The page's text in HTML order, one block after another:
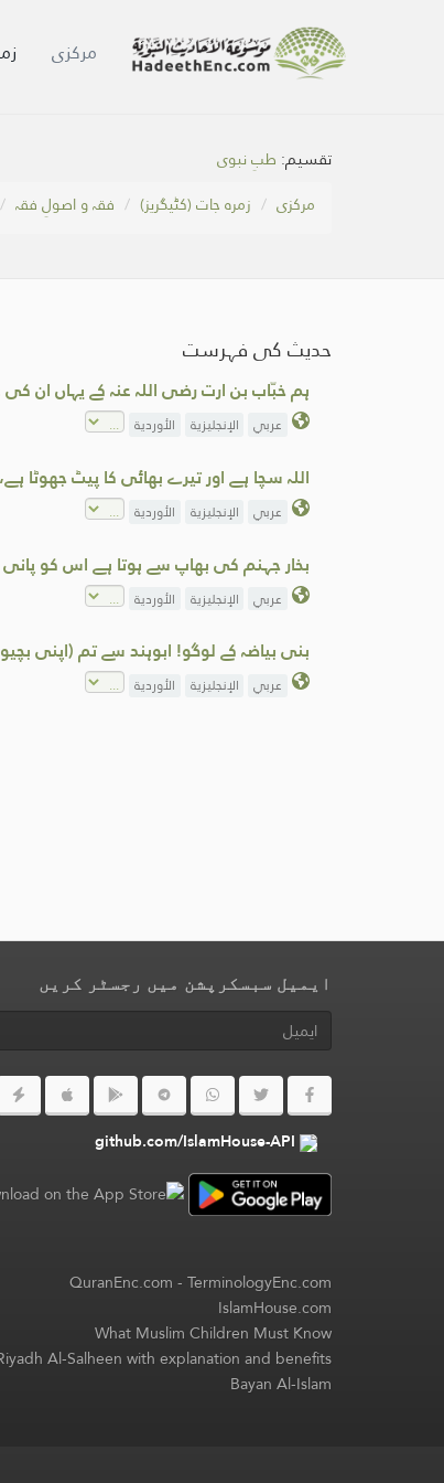
مرکزی
تقسیم: طبِ نبوی
مرکزی
زمرہ جات (کٹیگریز) فقہ و اصولِ فقہ
حدیث کی فہرست
ہم خبّاب بن ارت رضی اللہ عنہ کے یہاں ان
عربي الإنجليزية الأوردية
اللہ سچا ہے اور تیرے بھائی کا پیٹ جھوٹا
عربي الإنجليزية الأوردية
بخار جہنم کی بھاپ سے ہوتا ہے اس کو پانی
عربي الإنجليزية الأوردية
بنی بیاضہ کے لوگو! ابوہند سے تم (اپنی
عربي الإنجليزية الأوردية
ایمیل سبسکرپشن میں رجسٹر کریں
github.com/IslamHouse-API
QuranEnc.com-TerminologyEnc.com
IslamHouse.com
What Muslim Children Must Know
Al-Salheen with explanation and benefits
Bayan Al-Islam